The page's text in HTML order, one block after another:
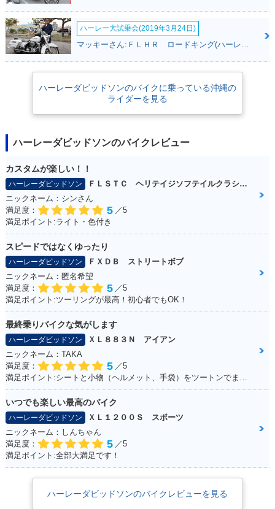
ハーレー大試乗会(2019年3月24日)
マッキーさん:ＦＬＨＲ ロードキング(ハーレーダビッドソン)
ハーレーダビッドソンのバイクに乗っている沖縄の
ライダーを見る
ハーレーダビッドソンのバイクレビュー
カスタムが楽しい！！
ハーレーダビッドソン
ＦＬＳＴＣ ヘリテイジソフテイルクラシック
ニックネーム：シンさん
満足度：
5 ／5
満足ポイント:ライト・色付き
スピードではなくゆったり
ハーレーダビッドソン
ＦＸＤＢ ストリートボブ
ニックネーム：匿名希望
満足度：
5 ／5
満足ポイント:ツーリングが最高！初心者でもOK！
最終乗りバイクな気がします
ハーレーダビッドソン
ＸＬ８８３Ｎ アイアン
ニックネーム：TAKA
満足度：
5 ／5
いつでも楽しい最高のバイク
ハーレーダビッドソン
ＸＬ１２００Ｓ スポーツ
ニックネーム：しんちゃん
満足度：
5 ／5
満足ポイント:全部大満足です！
ハーレーダビッドソンのバイクレビューを見る